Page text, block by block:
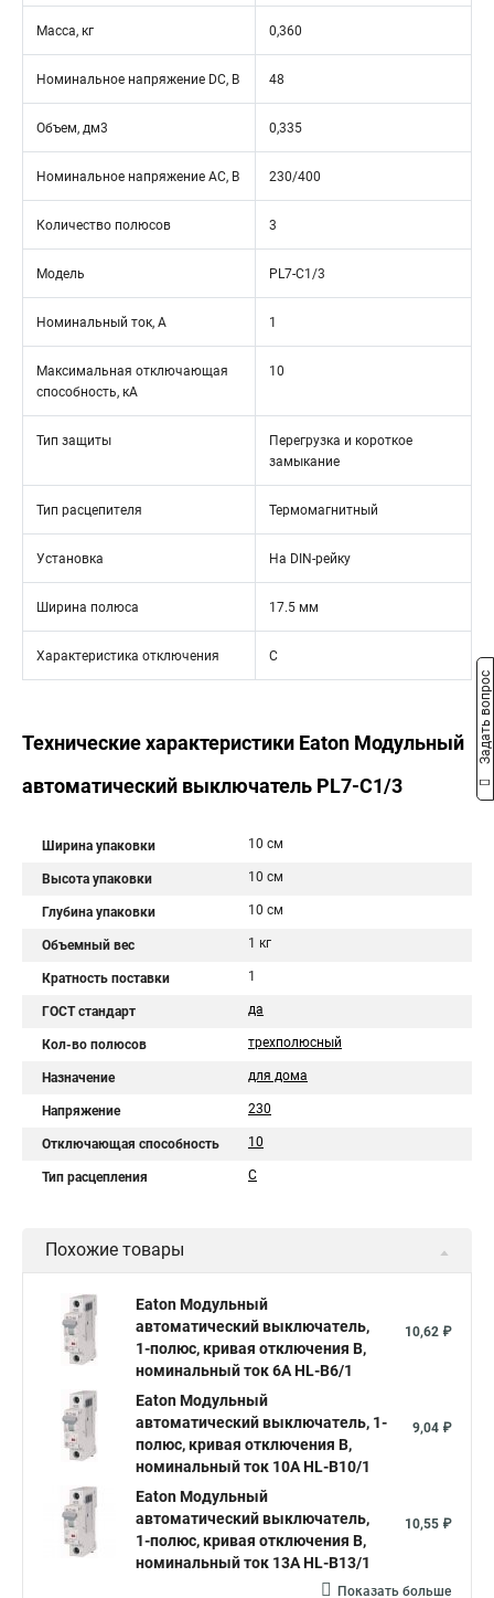
Масса, кг 0,360
Номинальное напряжение DC, В 48
Объем, дм3 0,335
Номинальное напряжение АС, В 230/400
Количество полюсов 3
Модель PL7-C1/3
Номинальный ток, А 1
Максимальная отключающая
способность, кА
10
Тип защиты
Перегрузка и короткое
замыкание
Тип расцепителя Термомагнитный
Установка На DIN-рейку
Ширина полюса 17.5 мм
Характеристика отключения C
Технические характеристики Eaton Модульный
автоматический выключатель PL7-C1/3
Ширина упаковки 10 см
Высота упаковки 10 см
Глубина упаковки 10 см
Объемный вес 1 кг
Кратность поставки 1
ГОСТ стандарт да
Кол-во полюсов трехполюсный
Назначение для дома
Напряжение 230
Отключающая способность 10
Тип расцепления C
Похожие товары
Eaton Модульный
автоматический выключатель,
1-полюс, кривая отключения B,
номинальный ток 6А HL-B6/1
10,62 ₽
Eaton Модульный
автоматический выключатель, 1-
полюс, кривая отключения B,
номинальный ток 10А HL-B10/1
9,04 ₽
Eaton Модульный
автоматический выключатель,
1-полюс, кривая отключения B,
номинальный ток 13А HL-B13/1
10,55 ₽
Показать больше
Задать вопрос